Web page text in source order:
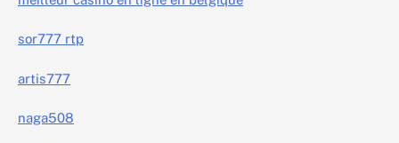
sor777 rtp
artis777
naga508